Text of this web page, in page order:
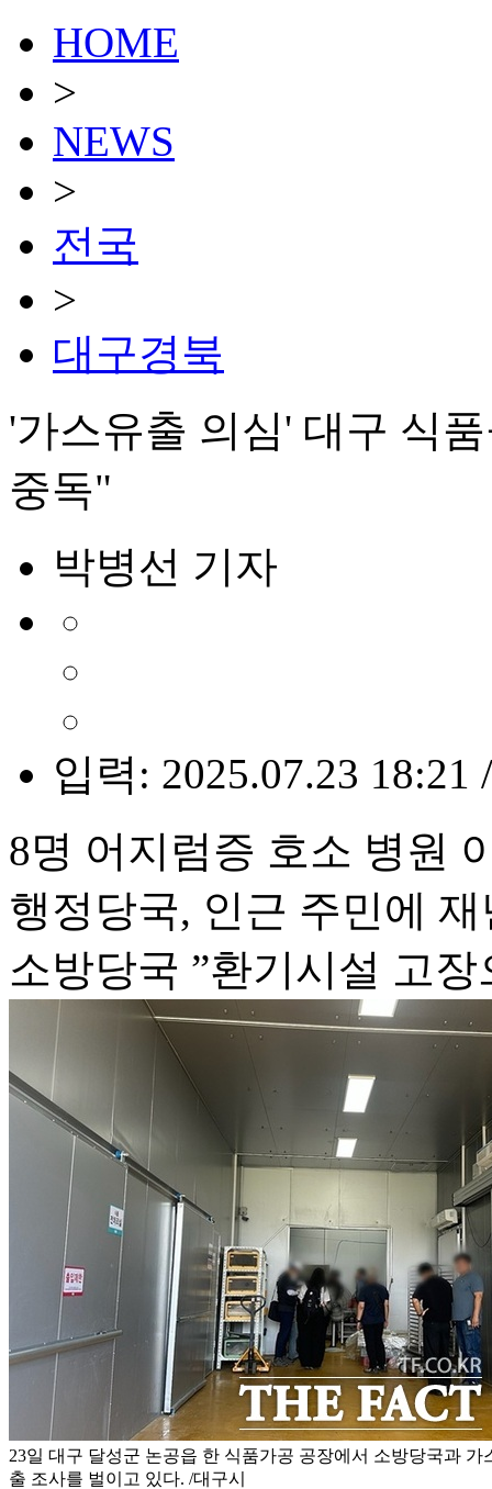
HOME
>
NEWS
>
전국
>
대구경북
'가스유출 의심' 대구 식
중독"
박병선 기자
입력: 2025.07.23 18:21
8명 어지럼증 호소 병원
행정당국, 인근 주민에
소방당국 ”환기시설 고
23일 대구 달성군 논공읍 한 식품가공 공장에서 소방당국과
출 조사를 벌이고 있다. /대구시